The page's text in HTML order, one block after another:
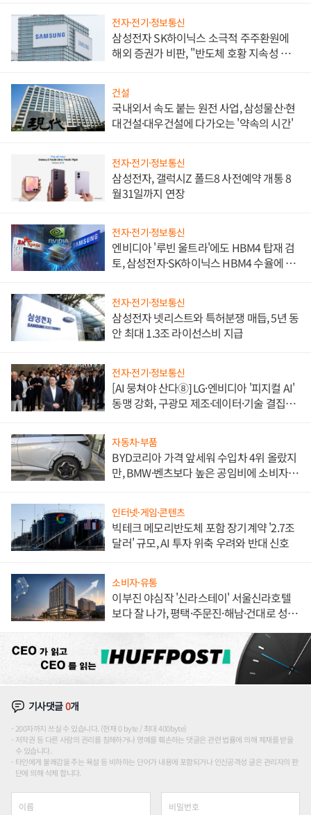
전자·전기·정보통신
삼성전자 SK하이닉스 소극적 주주환원에
해외 증권가 비판, "반도체 호황 지속성 의
건설
국내외서 속도 붙는 원전 사업, 삼성물산·현
대건설·대우건설에 다가오는 '약속의 시간'
전자·전기·정보통신
삼성전자, 갤럭시Z 폴드8 사전예약 개통 8
월31일까지 연장
전자·전기·정보통신
엔비디아 '루빈 울트라'에도 HBM4 탑재 검
토, 삼성전자·SK하이닉스 HBM4 수율에 주
전자·전기·정보통신
삼성전자 넷리스트와 특허분쟁 매듭, 5년 동
안 최대 1.3조 라이선스비 지급
전자·전기·정보통신
[AI 뭉쳐야 산다⑧] LG·엔비디아 '피지컬 AI'
동맹 강화, 구광모 제조·데이터·기술 결집
자동차·부품
BYD코리아 가격 앞세워 수입차 4위 올랐지
만, BMW·벤츠보다 높은 공임비에 소비자
인터넷·게임·콘텐츠
빅테크 메모리반도체 포함 장기계약 '2.7조
달러' 규모, AI 투자 위축 우려와 반대 신호
소비자·유통
이부진 야심작 '신라스테이' 서울신라호텔
보다 잘 나가, 평택·주문진·해남·건대로 성
기사댓글0개
200자까지 쓰실 수 있습니다. (현재 0 byte / 최대 400byte)
저작권 등 다른 사람의 권리를 침해하거나 명예를 훼손하는 댓글은 관련 법률에 의해 제재를 받을
수 있습니다.
타인에게 불쾌감을 주는 욕설 등 비하하는 단어가 내용에 포함되거나 인신공격성 글은 관리자의 판
단에 의해 삭제 합니다.